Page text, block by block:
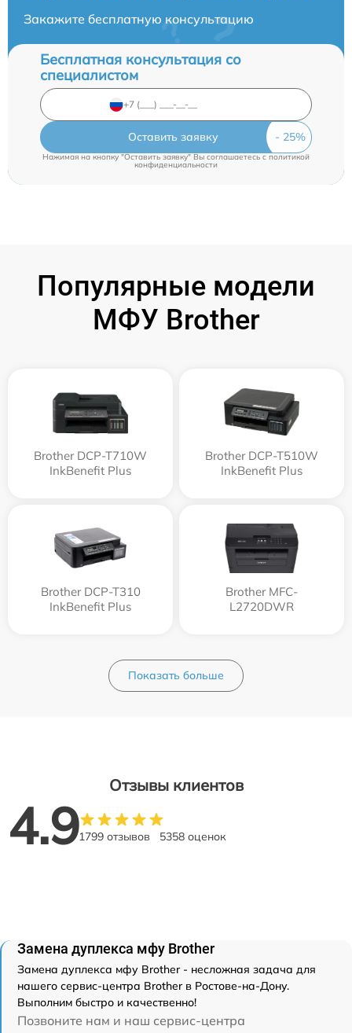
Закажите бесплатную консультацию
Бесплатная консультация со
специалистом
Оставить заявку
Нажимая на кнопку "Оставить заявку" Вы соглашаетесь cполитикой
конфиденциальности
Популярные модели
МФУ Brother
Brother DCP-T710W
InkBenefit Plus
Brother DCP-T510W
InkBenefit Plus
Brother DCP-T310
InkBenefit Plus
Brother MFC-
L2720DWR
Показать больше
Отзывы клиентов
4.91799 отзывов 5358 оценок
Замена дуплекса мфу Brother
Замена дуплекса мфу Brother - несложная задача для
нашего сервис-центра Brother в Ростове-на-Дону.
Выполним быстро и качественно!
Позвоните нам и наш сервис-центра